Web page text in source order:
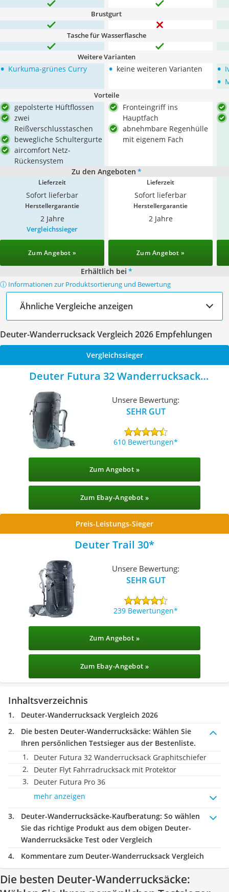
Brustgurt
Tasche für Wasserflasche
Weitere Varianten
• Kurkuma-grünes Curry • keine weiteren Varianten •
•
Vorteile
gepolsterte Hüftflossen
zwei
Reißverschlusstaschen
bewegliche Schultergurte
aircomfort Netz-
Rückensystem
Fronteingriff ins
Hauptfach
abnehmbare Regenhülle
mit eigenem Fach
Zu den Angeboten *
Lieferzeit
Sofort lieferbar
Lieferzeit
Sofort lieferbar
Herstellergarantie
2 Jahre
Herstellergarantie
2 Jahre
Vergleichssieger
Zum Angebot » Zum Angebot »
Erhältlich bei *
ⓘ Informationen zur Produktsortierung und Bewertung
Ähnliche Vergleiche anzeigen
Deuter-Wanderrucksack Vergleich 2026 Empfehlungen
Vergleichssieger
Deuter Futura 32 Wanderrucksack
Unsere Bewertung:
SEHR GUT
610 Bewertungen
Zum Angebot »
Zum Ebay-Angebot »
Preis-Leistungs-Sieger
Deuter Trail 30
Unsere Bewertung:
SEHR GUT
239 Bewertungen
Zum Angebot »
Zum Ebay-Angebot »
Inhaltsverzeichnis
Deuter-Wanderrucksack Vergleich 2026
Die besten Deuter-Wanderrucksäcke: Wählen Sie
Ihren persönlichen Testsieger aus der Bestenliste.
Deuter Futura 32 Wanderrucksack Graphitschiefer
Deuter Flyt Fahrradrucksack mit Protektor
Deuter Futura Pro 36
mehr anzeigen
Deuter-Wanderrucksäcke-Kaufberatung: So wählen
Sie das richtige Produkt aus dem obigen Deuter-
Wanderrucksäcke Test oder Vergleich
Kommentare zum Deuter-Wanderrucksack Vergleich
Die besten Deuter-Wanderrucksäcke: